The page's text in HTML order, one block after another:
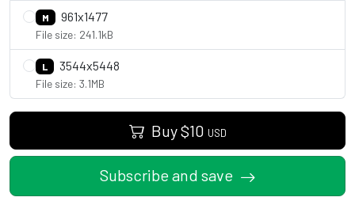
M 961x1477
File size: 241.1kB
L 3544x5448
File size: 3.1MB
Buy$10 USD
Subscribe and save